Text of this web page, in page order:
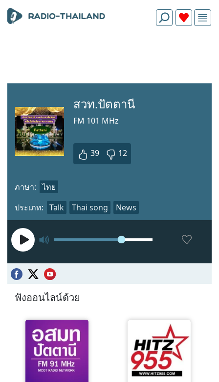
สวท.ปัตตานี
FM 101 MHz
39 12
ประเภท: Talk Thai song News
ภาษา: ไทย
ฟังออนไลน์ด้วย